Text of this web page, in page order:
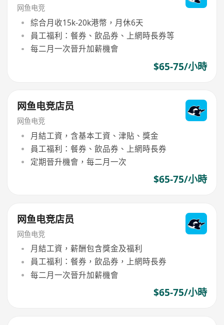
网鱼电竞
綜合月收15k-20k港幣，月休6天
員工福利：餐券、飲品券、上網時長券等
每二月一次晉升加薪機會
$65-75/小時
网鱼电竞店员
网鱼电竞
月結工資，含基本工資、津貼、獎金
員工福利：餐券、飲品券、上網時長券
定期晉升機會，每二月一次
$65-75/小時
网鱼电竞店员
网鱼电竞
月結工資，薪酬包含獎金及福利
員工福利：餐券，飲品券，上網時長券
每二月一次晉升加薪機會
$65-75/小時